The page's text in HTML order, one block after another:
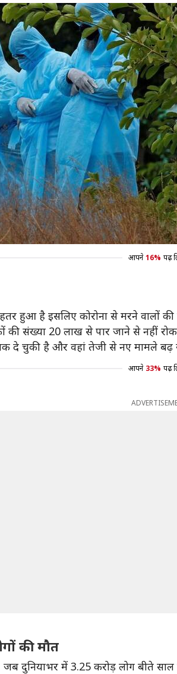
उपलब्ध होने तक हो
वायरस को लेकर विश्व स्वास्थ्य
सफल वैक्सीन उपलब्ध होगी, तब तक
काम- संगठन
कार्यक्रमों के निदेशक माइक रेयान ने
हो चुकी है। अगर लोग और देश साथ
आपने 16% पढ़
हुआ है इसलिए कोरोना से मरने वालों
संख्या 20 लाख से पार जाने से नहीं रोक
दे चुकी है और वहां तेजी से नए मामले बढ़
आपने 33% पढ़
की मौत
दुनियाभर में 3.25 करोड़ लोग बीते